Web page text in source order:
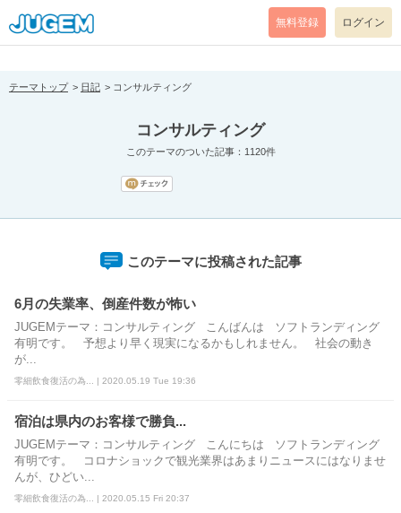
[pear_error: message="Success" code=0 mode=return level=notice
prefix="" info=""]
無料登録 ログイン
テーマトップ 日記 コンサルティング
コンサルティング
このテーマのついた記事：1120件
このテーマに投稿された記事
6月の失業率、倒産件数が怖い
JUGEMテーマ：コンサルティング こんばんは ソフトランディング
有明です。 予想より早く現実になるかもしれません。 社会の動き
が...
零細飲食復活の為... | 2020.05.19 Tue 19:36
宿泊は県内のお客様で勝負...
JUGEMテーマ：コンサルティング こんにちは ソフトランディング
有明です。 コロナショックで観光業界はあまりニュースにはなりませ
んが、ひどい...
零細飲食復活の為... | 2020.05.15 Fri 20:37